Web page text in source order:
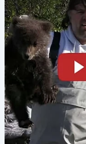
— Простите, мы,
спокойно, но с
увёл меня прочь.
Мы вышли из
сами катились
повторяла:
— Почему,
— Должна быть